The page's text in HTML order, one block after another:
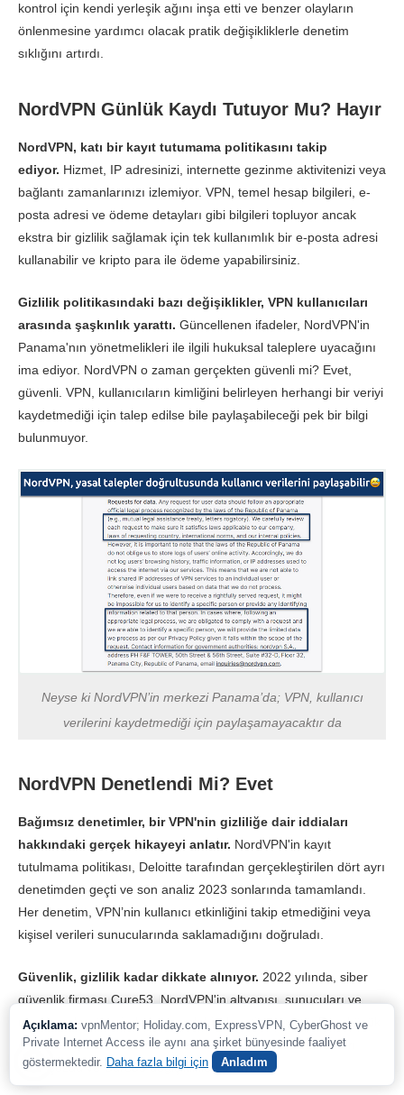
kontrol için kendi yerleşik ağını inşa etti ve benzer olayların
önlenmesine yardımcı olacak pratik değişikliklerle denetim
sıklığını artırdı.
NordVPN Günlük Kaydı Tutuyor Mu? Hayır
NordVPN, katı bir kayıt tutumama politikasını takip
ediyor. Hizmet, IP adresinizi, internette gezinme aktivitenizi veya
bağlantı zamanlarınızı izlemiyor. VPN, temel hesap bilgileri, e-
posta adresi ve ödeme detayları gibi bilgileri topluyor ancak
ekstra bir gizlilik sağlamak için tek kullanımlık bir e-posta adresi
kullanabilir ve kripto para ile ödeme yapabilirsiniz.
Gizlilik politikasındaki bazı değişiklikler, VPN kullanıcıları
arasında şaşkınlık yarattı. Güncellenen ifadeler, NordVPN'in
Panama'nın yönetmelikleri ile ilgili hukuksal taleplere uyacağını
ima ediyor. NordVPN o zaman gerçekten güvenli mi? Evet,
güvenli. VPN, kullanıcıların kimliğini belirleyen herhangi bir veriyi
kaydetmediği için talep edilse bile paylaşabileceği pek bir bilgi
bulunmuyor.
Neyse ki NordVPN’in merkezi Panama’da; VPN, kullanıcı
verilerini kaydetmediği için paylaşamayacaktır da
NordVPN Denetlendi Mi? Evet
Bağımsız denetimler, bir VPN'nin gizliliğe dair iddiaları
hakkındaki gerçek hikayeyi anlatır. NordVPN'in kayıt
tutulmama politikası, Deloitte tarafından gerçekleştirilen dört ayrı
denetimden geçti ve son analiz 2023 sonlarında tamamlandı.
Her denetim, VPN’nin kullanıcı etkinliğini takip etmediğini veya
kişisel verileri sunucularında saklamadığını doğruladı.
Güvenlik, gizlilik kadar dikkate alınıyor. 2022 yılında, siber
güvenlik firması Cure53, NordVPN'in altyapısı, sunucuları ve
uygulamaları üzerinde kapsamlı bir denetim yürüttü. Bazı küçük
güvenlik açıkları bulundu ancak NordVPN ekibi bu sorunları
hızla çözdü ve Cure53 değişiklikleri onayladı.
Açıklama: vpnMentor; Holiday.com, ExpressVPN, CyberGhost ve
Private Internet Access ile aynı ana şirket bünyesinde faaliyet
göstermektedir. Daha fazla bilgi için Anladım